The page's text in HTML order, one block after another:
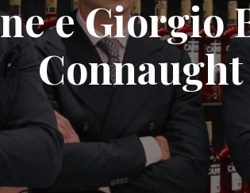
e Giorgio